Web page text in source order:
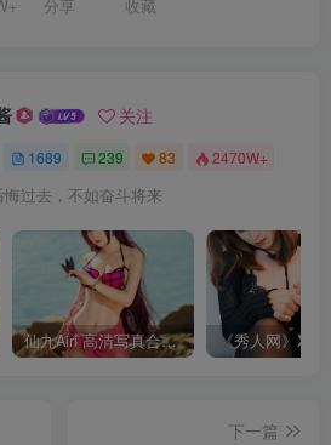
分享 收藏
关注
1689 239 83 2470W+
悔过去，不如奋斗将来
仙九Airi 高清写真合集[持续更新]
下一篇